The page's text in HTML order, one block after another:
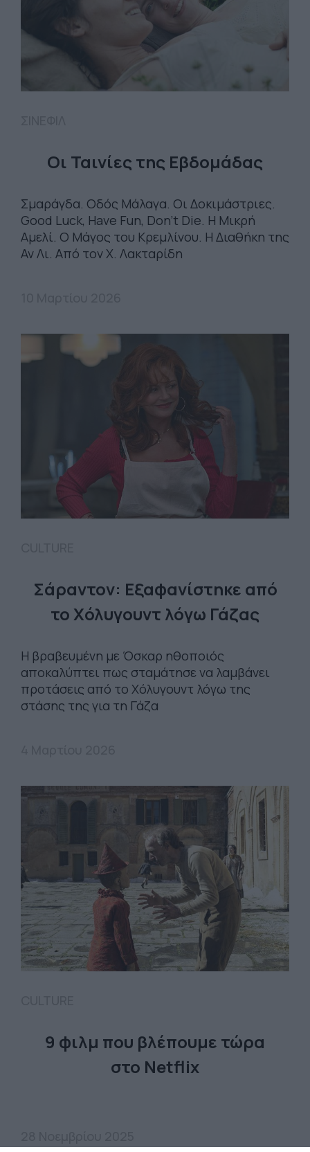
Οι Ταινίες της Εβδομάδας
Σμαράγδα. Οδός Μάλαγα. Οι Δοκιμάστριες.
Good Luck, Have Fun, Don’t Die. Η Μικρή
Αμελί. Ο Μάγος του Κρεμλίνου. Η Διαθήκη της
Αν Λι. Από τον Χ. Λακταρίδη
Σάραντον: Εξαφανίστηκε από
το Χόλυγουντ λόγω Γάζας
Η βραβευμένη με Όσκαρ ηθοποιός
αποκαλύπτει πως σταμάτησε να λαμβάνει
προτάσεις από το Χόλυγουντ λόγω της
στάσης της για τη Γάζα
9 φιλμ που βλέπουμε τώρα
στο Netflix